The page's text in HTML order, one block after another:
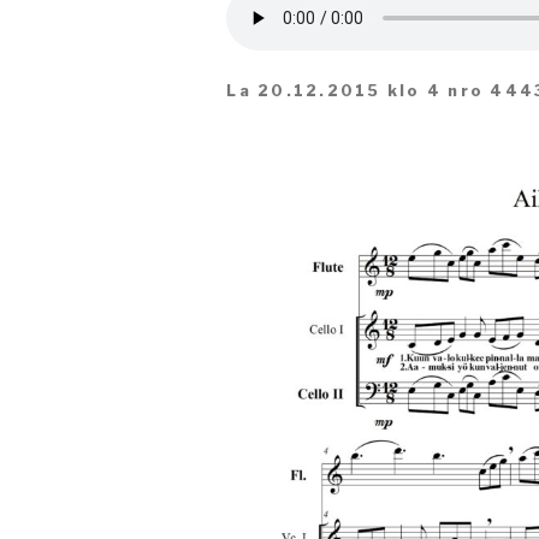
La 20.12.2015 klo 4 nro